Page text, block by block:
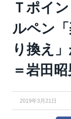
Ｔポイ
ルペン
り換え
＝岩田昭
2019年3月21日